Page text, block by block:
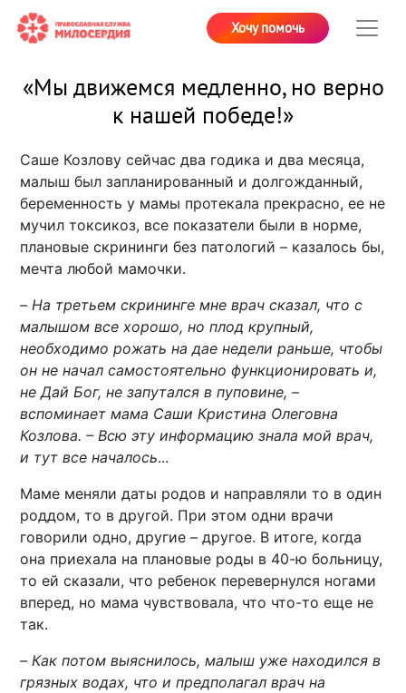
Хочу помочь
«Мы движемся медленно, но верно
к нашей победе!»
Саше Козлову сейчас два годика и два месяца,
малыш был запланированный и долгожданный,
беременность у мамы протекала прекрасно, ее не
мучил токсикоз, все показатели были в норме,
плановые скрининги без патологий – казалось бы,
мечта любой мамочки.
–На третьем скрининге мне врач сказал, что с
малышом все хорошо, но плод крупный,
необходимо рожать на дае недели раньше, чтобы
он не начал самостоятельно функционировать и,
не Дай Бог, не запутался в пуповине, –
вспоминает мама Саши Кристина Олеговна
Козлова. – Всю эту информацию знала мой врач,
и тут все началось...
Маме меняли даты родов и направляли то в один
роддом, то в другой. При этом одни врачи
говорили одно, другие – другое. В итоге, когда
она приехала на плановые роды в 40-ю больницу,
то ей сказали, что ребенок перевернулся ногами
вперед, но мама чувствовала, что что-то еще не
так.
–Как потом выяснилось, малыш уже находился в
грязных водах, что и предполагал врач на